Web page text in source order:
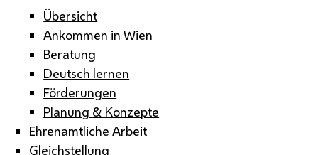
Übersicht
Ankommen in Wien
Beratung
Deutsch lernen
Förderungen
Planung & Konzepte
Ehrenamtliche Arbeit
Gleichstellung